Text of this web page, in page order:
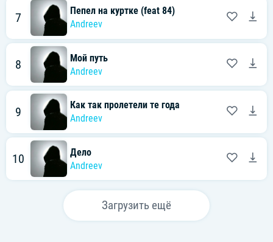
7
Пепел на куртке (feat 84)
Andreev
8
Мой путь
Andreev
9
Как так пролетели те года
Andreev
10
Дело
Andreev
Загрузить ещё